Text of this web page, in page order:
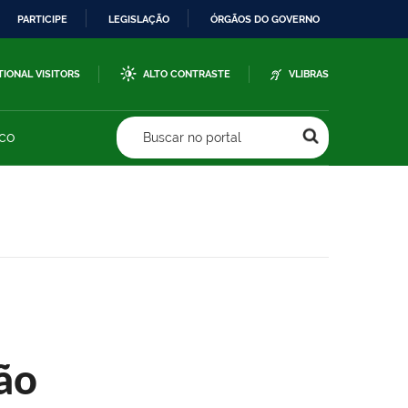
PARTICIPE LEGISLAÇÃO ÓRGÃOS DO GOVERNO
VISITORS ALTO CONTRASTE VLIBRAS
Buscar no portal